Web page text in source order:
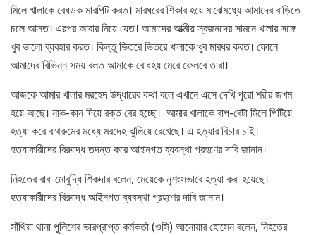
মিলে খালাকে বেধড়ক মারপিট করত। মারধরের শিকার হয়ে মাঝেমধ্যে আমাদের বাড়িতে
চলে আসত। এরপর আবার নিয়ে যেত। আমাদের আত্মীয় স্বজনদের সামনে খালার সঙ্গে
খুব ভালো ব্যবহার করত। কিন্তু ভিতরে ভিতরে খালাকে খুব মারধর করত। ফোনে
আমাদের বিভিন্ন সময় বলত আমাকে বোধহয় মেরে ফেলবে তারা।
আজকে আমার খালার মরহেদ উদ্ধারের কথা বলে এখানে এসে দেখি পুরো শরীর জখম
হয়ে আছে। নাক-কান দিয়ে রক্ত বের হচ্ছে। আমার খালাকে বাপ-বেটা মিলে পিটিয়ে
হত্যা করে বাথরুমের মধ্যে মরদেহ ঝুলিয়ে রেখেছে। এ হত্যার বিচার চাই।
হত্যাকারীদের বিরুদ্ধে তদন্ত করে আইনগত ব্যবস্থা গ্রহণের দাবি জানান।
নিহতের বাবা মোবুদ্ধি শিকদার বলেন, মেয়েকে নৃশংসভাবে হত্যা করা হয়েছে।
হত্যাকারীদের বিরুদ্ধে আইনগত ব্যবস্থা গ্রহণের দাবি জানান।
সাঁথিয়া থানা পুলিশের ভারপ্রাপ্ত কর্মকর্তা (ওসি) আনোয়ার হোসেন বলেন, নিহতের